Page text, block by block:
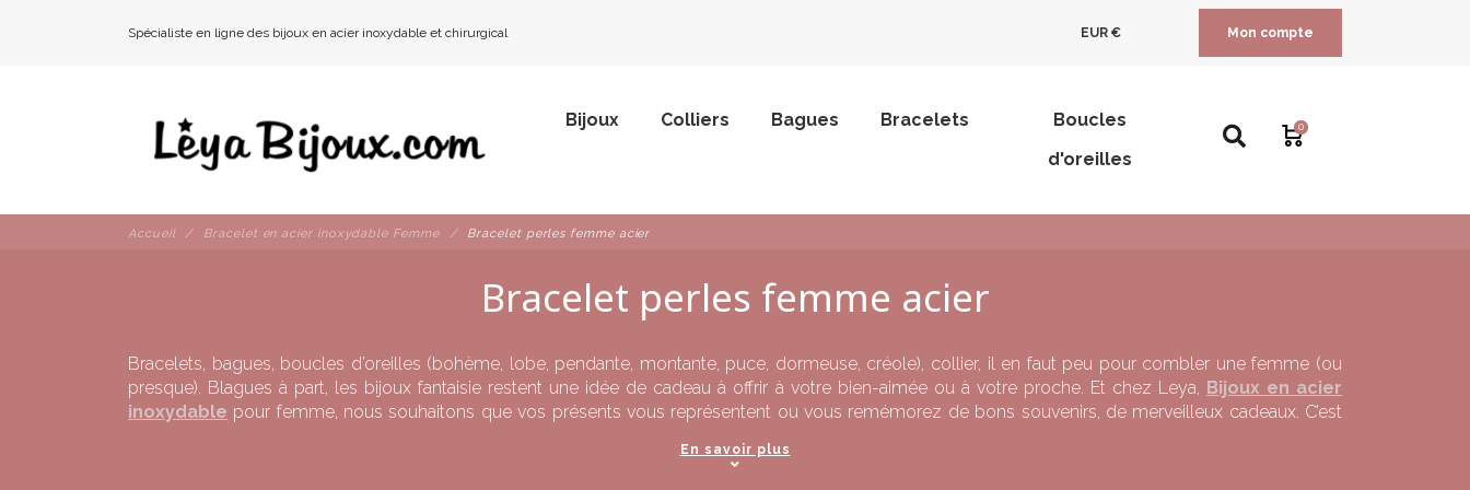
Spécialiste en ligne des bijoux en acier inoxydable et chirurgical EUR € Mon compte
Bijoux Colliers Bagues Bracelets
Boucles
d'oreilles
0
Accueil Bracelet en acier inoxydable Femme Bracelet perles femme acier
Bracelet perles femme acier
Bracelets, bagues, boucles d’oreilles (bohème, lobe, pendante, montante, puce, dormeuse, créole), collier, il en faut peu pour combler une femme (ou
presque). Blagues à part, les bijoux fantaisie restent une idée de cadeau à offrir à votre bien-aimée ou à votre proche. Et chez Leya, Bijoux en acier
inoxydable pour femme, nous souhaitons que vos présents vous représentent ou vous remémorez de bons souvenirs, de merveilleux cadeaux. C’est
au temps et à l’usage sans pour autant vous coûter une fortune. En effet, l’acier inoxydable a su conquérir le marché des bijoux grâce à son prix accessible.
En savoir plus